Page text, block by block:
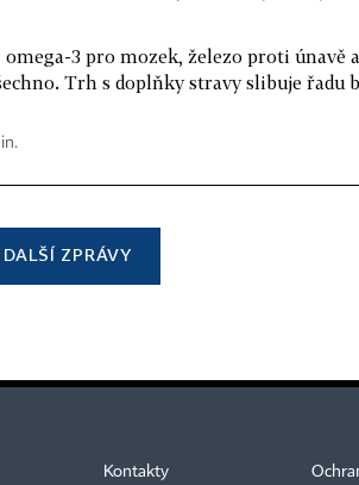
3 pro mozek, železo proti únavě
Trh s doplňky stravy slibuje řadu
DALŠÍ ZPRÁVY
Kontakty